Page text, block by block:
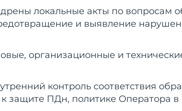
локальные акты по вопросам
и выявление
организационные и
контроль соответствия
защите ПДн, политике Оператора